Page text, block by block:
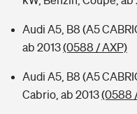
Audi A5, B8 (A5
ab 2013(0588 / AXP)
Audi A5, B8 (A5
Cabrio, ab 2013(0588